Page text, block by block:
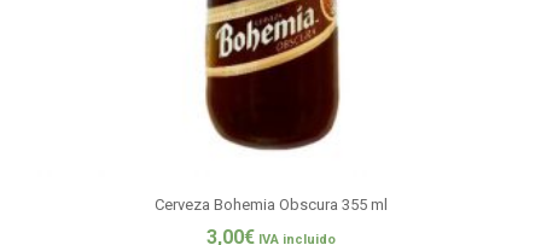
Cerveza Bohemia Obscura 355 ml
3,00€ IVA incluido